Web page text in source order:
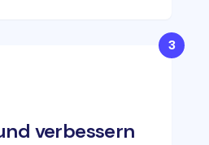
verbessern
3